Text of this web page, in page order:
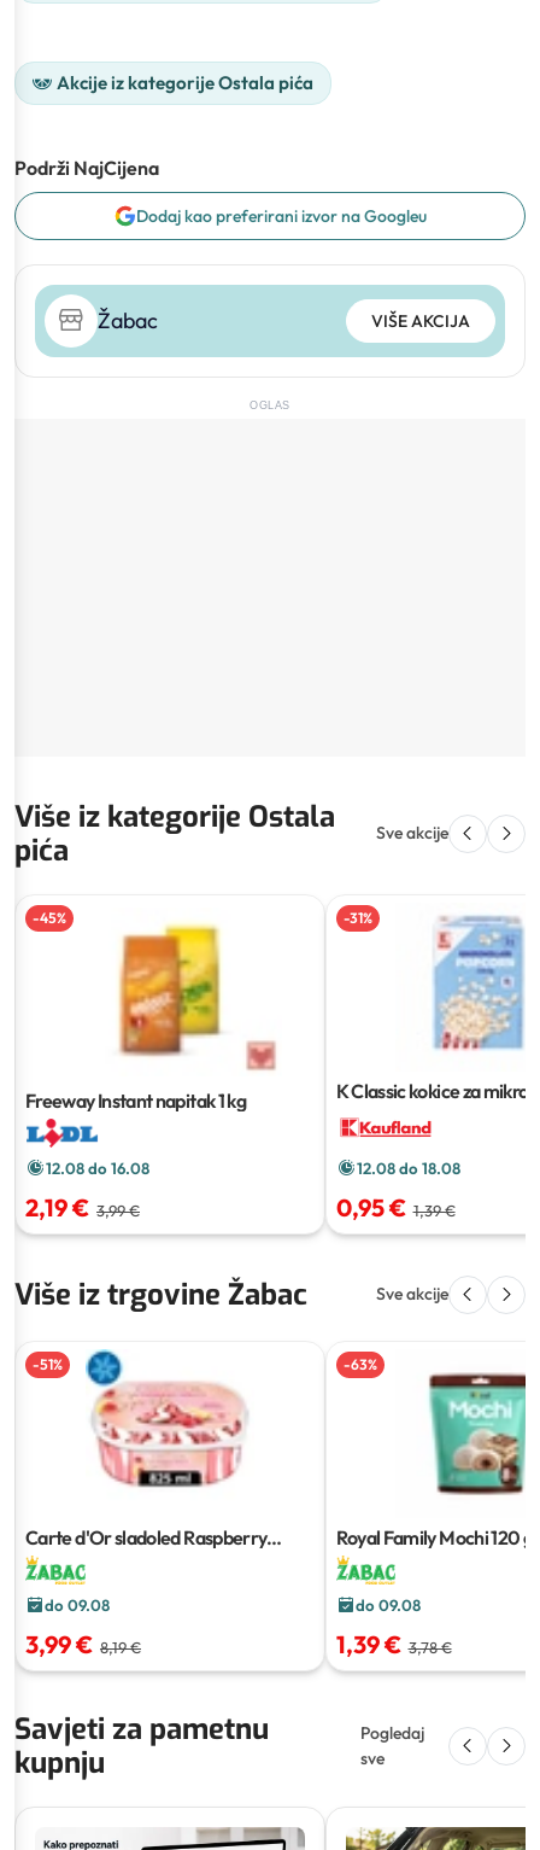
Akcije iz kategorije Ostala pića
Podrži NajCijena
Dodaj kao preferirani izvor na Googleu
Žabac VIŠE AKCIJA
OGLAS
Više iz kategorije Ostala
pića
Sve akcije
-45%
Freeway Instant napitak1 kg
12.08 do 16.08
2,19 € 3,99 €
-31%
K Classic kokice za
12.08 do 18.08
0,95 € 1,39 €
Više iz trgovine Žabac Sve akcije
-51%
Carte d'Or sladoled Raspberry
Spritz i Pistachio Delight
do 09.08
3,99 € 8,19 €
-63%
Royal Family Mochi120 g
do 09.08
1,39 € 3,78 €
Savjeti za pametnu
kupnju
Pogledaj
sve